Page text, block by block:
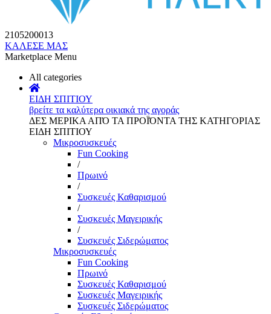
2105200013
ΚΑΛΕΣΕ ΜΑΣ
Marketplace Menu
All categories
ΕΙΔΗ ΣΠΙΤΙΟΥ
βρείτε τα καλύτερα οικιακά της αγοράς
ΔΕΣ ΜΕΡΙΚΑ ΑΠΌ ΤΑ ΠΡΟΪΌΝΤΑ ΤΗΣ ΚΑΤΗΓΟΡΙΑΣ
ΕΙΔΗ ΣΠΙΤΙΟΥ
Μικροσυσκευές
Fun Cooking
/
Πρωινό
/
Συσκευές Καθαρισμού
/
Συσκευές Μαγειρικής
/
Συσκευές Σιδερώματος
Μικροσυσκευές
Fun Cooking
Πρωινό
Συσκευές Καθαρισμού
Συσκευές Μαγειρικής
Συσκευές Σιδερώματος